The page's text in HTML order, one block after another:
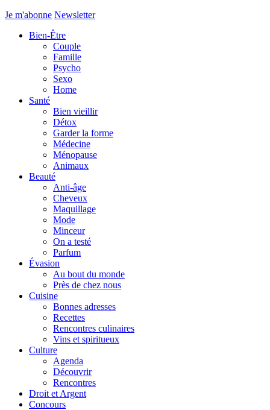
Je m'abonne Newsletter
Bien-Être
Couple
Famille
Psycho
Sexo
Home
Santé
Bien vieillir
Détox
Garder la forme
Médecine
Ménopause
Animaux
Beauté
Anti-âge
Cheveux
Maquillage
Mode
Minceur
On a testé
Parfum
Évasion
Au bout du monde
Près de chez nous
Cuisine
Bonnes adresses
Recettes
Rencontres culinaires
Vins et spiritueux
Culture
Agenda
Découvrir
Rencontres
Droit et Argent
Concours